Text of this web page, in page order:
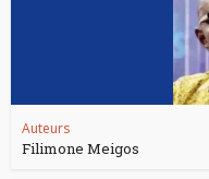
Auteurs
Filimone Meigos